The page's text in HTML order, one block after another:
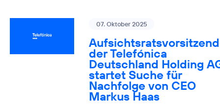
07. Oktober 2025
der Telefónica
Deutschland Holding
startet Suche für
Nachfolge von CEO
Markus Haas